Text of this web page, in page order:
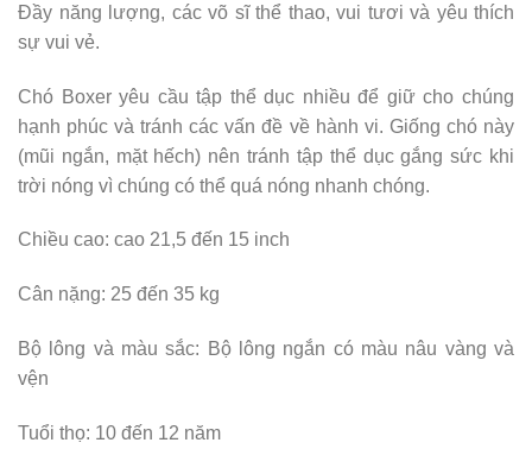
Đầy năng lượng, các võ sĩ thể thao, vui tươi và yêu thích
sự vui vẻ.
Chó Boxer yêu cầu tập thể dục nhiều để giữ cho chúng
hạnh phúc và tránh các vấn đề về hành vi. Giống chó này
(mũi ngắn, mặt hếch) nên tránh tập thể dục gắng sức khi
trời nóng vì chúng có thể quá nóng nhanh chóng.
Chiều cao: cao 21,5 đến 15 inch
Cân nặng: 25 đến 35 kg
Bộ lông và màu sắc: Bộ lông ngắn có màu nâu vàng và
vện
Tuổi thọ: 10 đến 12 năm